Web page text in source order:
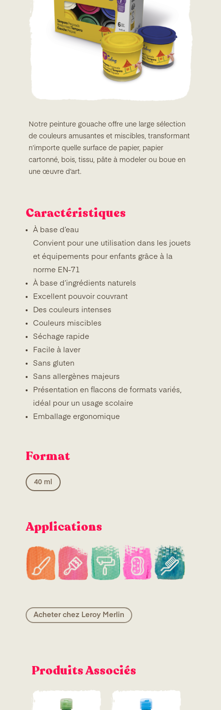
Notre peinture gouache offre une large sélection
de couleurs amusantes et miscibles, transformant
n’importe quelle surface de papier, papier
cartonné, bois, tissu, pâte à modeler ou boue en
une œuvre d’art.
Caractéristiques
À base d’eau
Convient pour une utilisation dans les jouets
et équipements pour enfants grâce à la
norme EN-71
À base d’ingrédients naturels
Excellent pouvoir couvrant
Des couleurs intenses
Couleurs miscibles
Séchage rapide
Facile à laver
Sans gluten
Sans allergènes majeurs
Présentation en flacons de formats variés,
idéal pour un usage scolaire
Emballage ergonomique
Format
40 ml
Applications
Acheter chez Leroy Merlin
Produits Associés